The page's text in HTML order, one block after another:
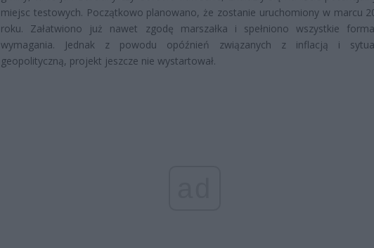
miejsc testowych. Początkowo planowano, że zostanie uruchomiony w marcu
roku. Załatwiono już nawet zgodę marszałka i spełniono wszystkie
wymagania. Jednak z powodu opóźnień związanych z inflacją i
geopolityczną, projekt jeszcze nie wystartował.